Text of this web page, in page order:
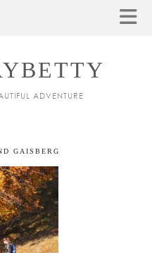
ADVENTURE
GAISBERG